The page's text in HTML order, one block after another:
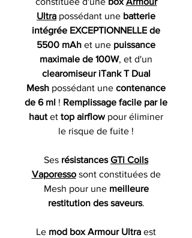
Ultra possédant une batterie
intégrée EXCEPTIONNELLE de
5500 mAh et une puissance
maximale de 100W, et d'un
clearomiseur iTank T Dual
Mesh possédant une contenance
de 6 ml ! Remplissage facile par le
haut et top airflowpour éliminer
le risque de fuite !
Ses résistancesGTi Coils
Vaporessosont constituées de
Mesh pour une meilleure
restitution des saveurs.
Le mod box Armour Ultra est